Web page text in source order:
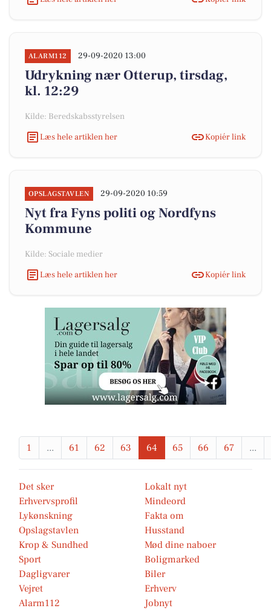
ALARM112 29-09-2020 13:00
Udrykning nær Otterup, tirsdag,
kl. 12:29
Kilde: Beredskabsstyrelsen
Læs hele artiklen her
Kopiér link
OPSLAGSTAVLEN 29-09-2020 10:59
Nyt fra Fyns politi og Nordfyns
Kommune
Kilde: Sociale medier
Læs hele artiklen her
Kopiér link
1 ... 61 62 63 64 65 66 67 ...
Det sker
Lokalt nyt
Erhvervsprofil
Mindeord
Lykønskning
Fakta om
Opslagstavlen
Husstand
Krop & Sundhed
Mød dine naboer
Sport
Boligmarked
Dagligvarer
Biler
Vejret
Erhverv
Alarm112
Jobnyt